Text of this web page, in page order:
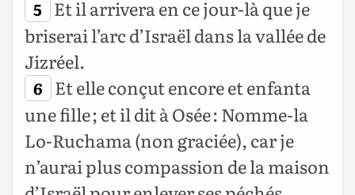
5 Et il arrivera en ce jour-là que je
briserai l’arc d’Israël dans la vallée de
Jizréel.
6 Et elle conçut encore et enfanta
une fille ; et il dit à Osée : Nomme-la
Lo-Ruchama (non graciée), car je
n’aurai plus compassion de la maison